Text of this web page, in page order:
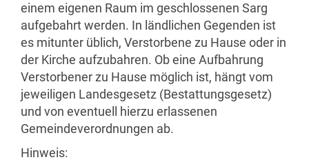
einem eigenen Raum im geschlossenen Sarg
aufgebahrt werden. In ländlichen Gegenden ist
es mitunter üblich, Verstorbene zu Hause oder in
der Kirche aufzubahren. Ob eine Aufbahrung
Verstorbener zu Hause möglich ist, hängt vom
jeweiligen Landesgesetz (Bestattungsgesetz)
und von eventuell hierzu erlassenen
Gemeindeverordnungen ab.
Hinweis: